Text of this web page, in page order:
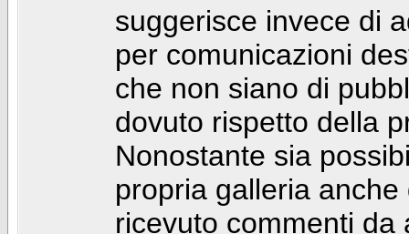
suggerisce invece di
per comunicazioni
che non siano di
dovuto rispetto della
Nonostante sia
propria galleria
ricevuto commenti da